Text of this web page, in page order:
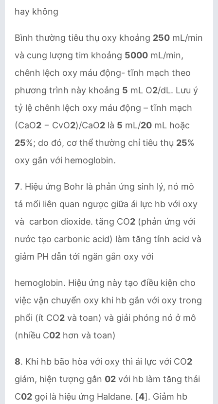
hay không
Bình thường tiêu thụ oxy khoảng 250 mL/min
và cung lượng tim khoảng 5000 mL/min,
chênh lệch oxy máu động- tĩnh mạch theo
phương trình này khoảng 5 mL O2/dL. Lưu ý
tỷ lệ chênh lệch oxy máu động – tĩnh mạch
(CaO2 − CvO2)/CaO2 là 5 mL/20 mL hoặc
25%; do đó, cơ thể thường chỉ tiêu thụ 25%
oxy gắn với hemoglobin.
7. Hiệu ứng Bohr là phản ứng sinh lý, nó mô
tả mối liên quan ngược giữa ái lực hb với oxy
và carbon dioxide. tăng CO2 (phản ứng với
nước tạo carbonic acid) làm tăng tính acid và
giảm PH dẫn tới ngăn gắn oxy với
hemoglobin. Hiệu ứng này tạo điều kiện cho
việc vận chuyển oxy khi hb gắn với oxy trong
phổi (ít CO2 và toan) và giải phóng nó ở mô
(nhiều C02 hơn và toan)
8. Khi hb bão hòa với oxy thì ái lực với CO2
giảm, hiện tượng gắn 02 với hb làm tăng thải
C02 gọi là hiệu ứng Haldane. [4]. Giảm hb